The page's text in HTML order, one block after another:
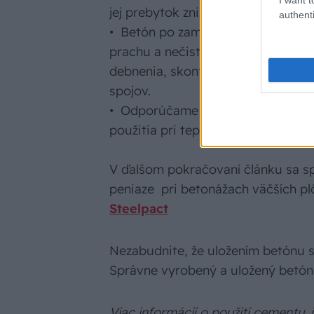
jej prebytok znižuje pevnosť
• Betón po zamiešaní ukladajte
prachu a nečistôt a má navlhčený
debnenia, skontrolujte jeho
spojov.
• Odporúčame spracovávať a
použitia pri teplote prostredia od
V ďalšom pokračovaní článku sa
peniaze pri betonážach väčších
Steelpact
Nezabudnite, že uložením betónu
Správne vyrobený a uložený